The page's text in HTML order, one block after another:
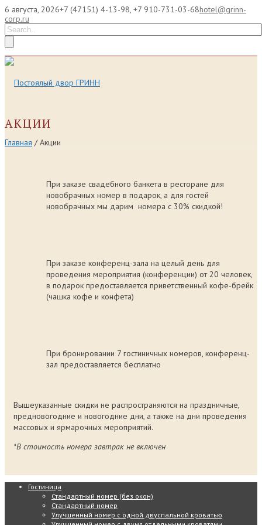
6 августа, 2026+7 (47151) 4-13-98, +7 910-731-03-68hotel@grinn-
corp.ru
АКЦИИ
Главная / Акции
При заказе свадебного банкета в ресторане для
новобрачных номер в подарок, а для гостей
новобрачных мы дарим номера с 30% скидкой!
При заказе конференц-зала на целый день для
проведения мероприятия (конференции) от 20 человек,
в подарок предоставляется приветственный кофе-брейк
(чашка кофе и конфета)
При бронировании 7 гостиничных номеров, конференц-
зал предоставляется бесплатно
Вышеуказанные скидки не распространяются на праздничные,
предновогодние и новогодние дни, а также на дни проведения
массовых и ярмарочных мероприятий.
*В стоимость номера завтрак не включен
Гостиница
Стандартный номер (без окон)
Стандартный номер
Улучшенный номер с одной двуспальной кроватью